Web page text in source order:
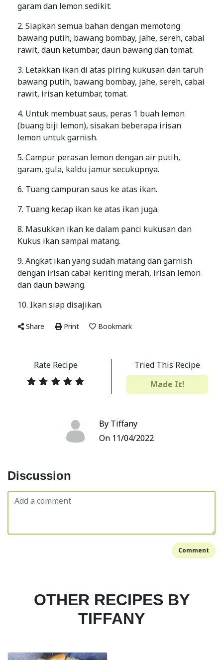
garam dan lemon sedikit.
2. Siapkan semua bahan dengan memotong
bawang putih, bawang bombay, jahe, sereh, cabai
rawit, daun ketumbar, daun bawang dan tomat.
3. Letakkan ikan di atas piring kukusan dan taruh
bawang putih, bawang bombay, jahe, sereh, cabai
rawit, irisan ketumbar, tomat.
4. Untuk membuat saus, peras 1 buah lemon
(buang biji lemon), sisakan beberapa irisan
lemon untuk garnish.
5. Campur perasan lemon dengan air putih,
garam, gula, kaldu jamur secukupnya.
6. Tuang campuran saus ke atas ikan.
7. Tuang kecap ikan ke atas ikan juga.
8. Masukkan ikan ke dalam panci kukusan dan
Kukus ikan sampai matang.
9. Angkat ikan yang sudah matang dan garnish
dengan irisan cabai keriting merah, irisan lemon
dan daun bawang.
10. Ikan siap disajikan.
Share Print Bookmark
Rate Recipe
Tried This Recipe
Made It!
By Tiffany
On 11/04/2022
Discussion
Comment
OTHER RECIPES BY
TIFFANY